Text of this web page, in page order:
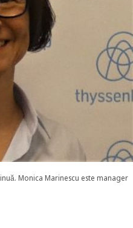
Monica Marinescu este manager